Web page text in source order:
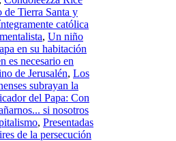
de Tierra Santa y
católica
, Un niño
en su habitación
es necesario en
de Jerusalén, Los
subrayan la
del Papa: Con
si nosotros
, Presentadas
de la persecución